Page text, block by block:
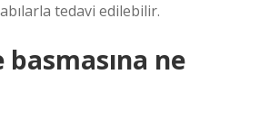
tedavi edilebilir.
basmasına ne